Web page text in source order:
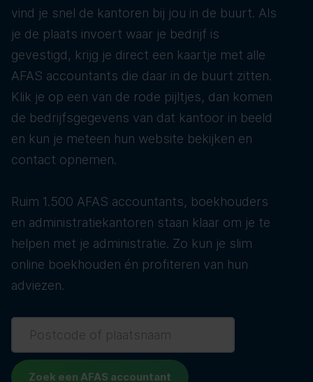
vind je snel de kantoren bij jou in de buurt. Als
je de plaats invoert waar je bedrijf is
gevestigd, krijg je direct een kaartje met alle
AFAS accountants die daar in de buurt zitten.
Klik je op een van de rode pijltjes, dan komen
de bedrijfsgegevens van dat kantoor in beeld
en kun je meteen hun website bekijken en
contact opnemen.
Ruim 1.500 AFAS accountants, boekhouders
en administratiekantoren staan klaar om je te
helpen met je administratie. Zo kun je slim
online boekhouden én profiteren van hun
adviezen.